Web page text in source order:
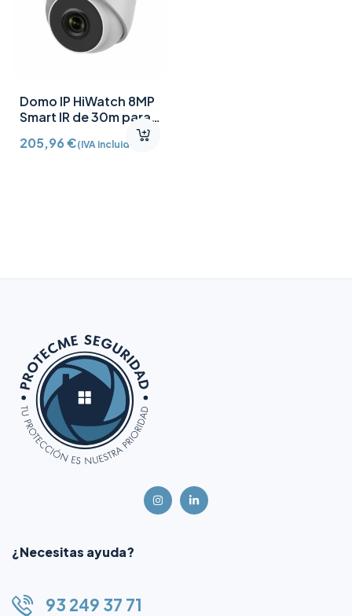
Domo IP HiWatch 8MP
Smart IR de 30m para
exterior de 2.8mm HWI-
T280H
205,96€(IVA incluido)
¿Necesitas ayuda?
93 249 37 71